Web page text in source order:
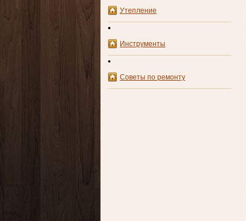
Утепление
Инструменты
Советы по ремонту